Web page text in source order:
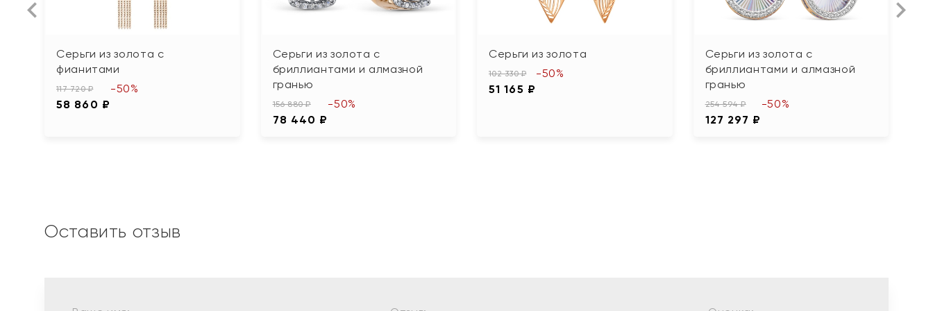
Серьги из золота с
фианитами
117 720 ₽
58 860 ₽
-50%
Серьги из золота с
бриллиантами и алмазной
гранью
156 880 ₽
78 440 ₽
-50%
Серьги из золота
102 330 ₽
51 165 ₽
-50%
Серьги из золота с
бриллиантами и алмазной
гранью
254 594 ₽
127 297 ₽
-50%
Оставить отзыв